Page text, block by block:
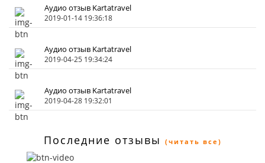
Аудио отзыв Kartatravel
2019-01-14 19:36:18
Аудио отзыв Kartatravel
2019-04-25 19:34:24
Аудио отзыв Kartatravel
2019-04-28 19:32:01
Последние отзывы (читать все)